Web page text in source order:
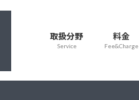
取扱分野
Service
料金
Fee&Charge